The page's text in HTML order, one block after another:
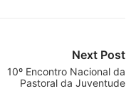
Next Post
10º Encontro Nacional da
Pastoral da Juventude